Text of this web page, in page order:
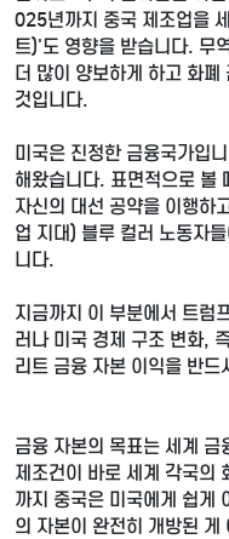
025년까지 중국 제조업을
트)'도 영향을 받습니다. 무
더 많이 양보하게 하고 화
것입니다.
미국은 진정한 금융국가입
해왔습니다. 표면적으로 볼
자신의 대선 공약을 이행하
업 지대) 블루 컬러 노동자
니다.
지금까지 이 부분에서 트럼
러나 미국 경제 구조 변화,
리트 금융 자본 이익을 반
금융 자본의 목표는 세계
제조건이 바로 세계 각국의
까지 중국은 미국에게 쉽게
의 자본이 완전히 개방된 게